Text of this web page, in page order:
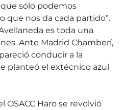
sólo podemos
que nos da cada partido”.
es toda una
Ante Madrid Chamberí,
conducir a la
planteó el extécnico azul
Haro se revolvió